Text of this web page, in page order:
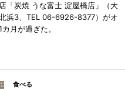
「炭焼 うな富士 淀屋橋店」（大
浜3、TEL 06-6926-8377）がオ
月が過ぎた。
食べる